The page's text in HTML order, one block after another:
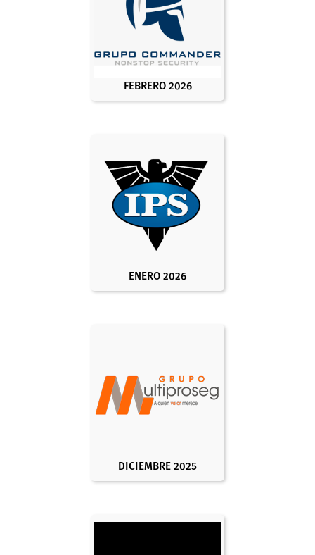
FEBRERO 2026
ENERO 2026
DICIEMBRE 2025